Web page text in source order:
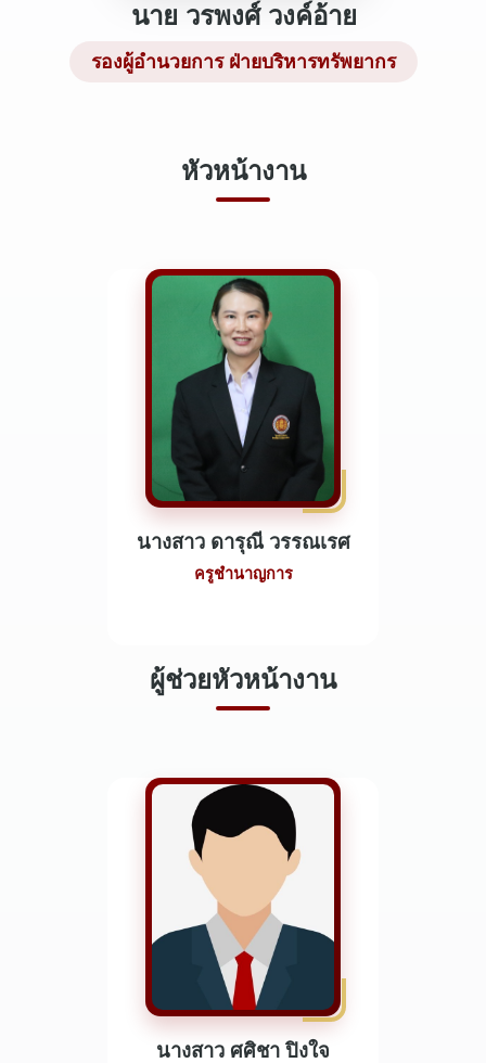
นาย วรพงศ์ วงค์อ้าย
รองผู้อำนวยการ ฝ่ายบริหารทรัพยากร
หัวหน้างาน
นางสาว ดารุณี วรรณเรศ
ครูชำนาญการ
ผู้ช่วยหัวหน้างาน
นางสาว ศศิชา ปิงใจ